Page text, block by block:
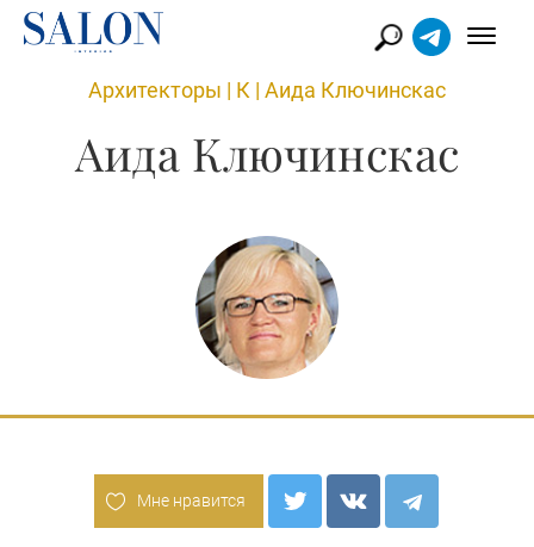
Архитекторы | К | Аида Ключинскас
Аида Ключинскас
Мне нравится